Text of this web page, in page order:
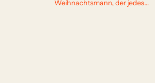
Weihnachtsmann, der jedes…